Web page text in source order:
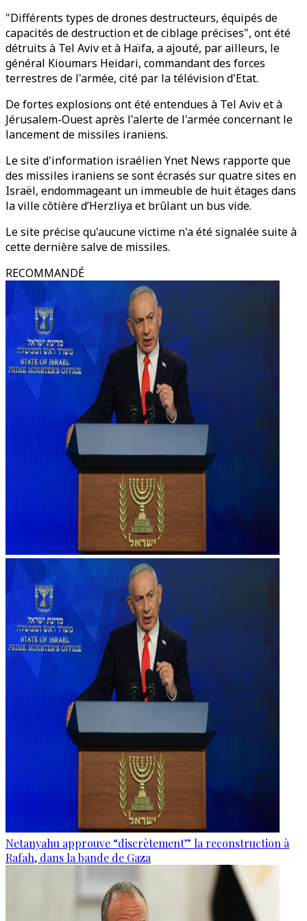
"Différents types de drones destructeurs, équipés de
capacités de destruction et de ciblage précises", ont été
détruits à Tel Aviv et à Haïfa, a ajouté, par ailleurs, le
général Kioumars Heidari, commandant des forces
terrestres de l'armée, cité par la télévision d'Etat.
De fortes explosions ont été entendues à Tel Aviv et à
Jérusalem-Ouest après l'alerte de l'armée concernant le
lancement de missiles iraniens.
Le site d'information israélien Ynet News rapporte que
des missiles iraniens se sont écrasés sur quatre sites en
Israël, endommageant un immeuble de huit étages dans
la ville côtière d’Herzliya et brûlant un bus vide.
Le site précise qu'aucune victime n'a été signalée suite à
cette dernière salve de missiles.
RECOMMANDÉ
Netanyahu approuve “discrètement” la reconstruction à
Rafah, dans la bande de Gaza